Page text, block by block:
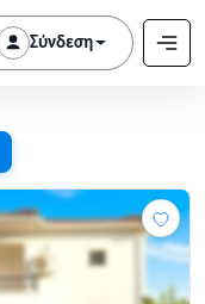
Σύνδεση